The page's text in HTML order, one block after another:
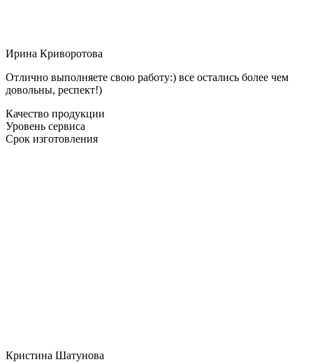
Ирина Криворотова
Отлично выполняете свою работу:) все остались более чем
довольны, респект!)
Качество продукции
Уровень сервиса
Срок изготовления
Кристина Шатунова